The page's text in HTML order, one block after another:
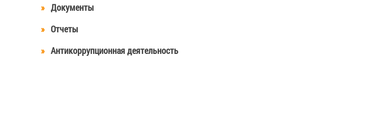
Документы
Отчеты
Антикоррупционная деятельность